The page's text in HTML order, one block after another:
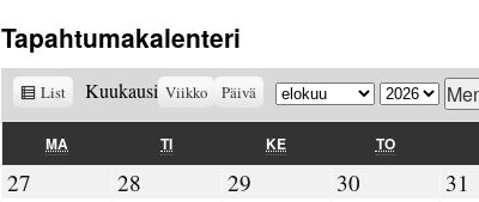
Tapahtumakalenteri
View
List Kuukausi Viikko Päivä Kuukausi Vuosi
MA TITIISTAI KEKESKIVIIKKOTOTORSTAI
27 27.07.2026
28 28.07.2026
29 29.07.2026
30 30.07.2026
31